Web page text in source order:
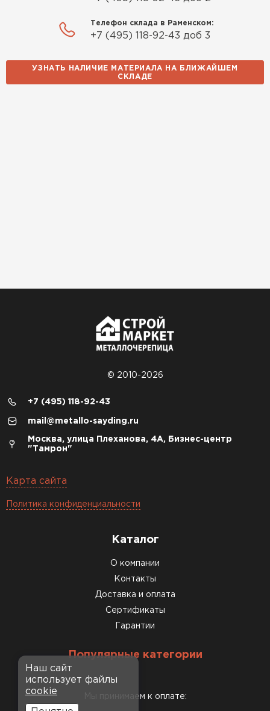
Телефон склада в Раменском:
+7 (495) 118-92-43 доб 3
УЗНАТЬ НАЛИЧИЕ МАТЕРИАЛА НА БЛИЖАЙШЕМ
СКЛАДЕ
© 2010-2026
+7 (495) 118-92-43
mail@metallo-sayding.ru
Москва, улица Плеханова, 4А, Бизнес-центр
"Тамрон"
Карта сайта
Политика конфиденциальности
Каталог
О компании
Контакты
Доставка и оплата
Сертификаты
Гарантии
Популярные категории
Мы принимаем к оплате:
Наш сайт
использует файлы
cookie